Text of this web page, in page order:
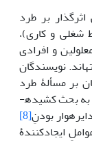
بر طرد
شغلی و کاری)،
و افرادی
نویسندگان
بر مسألۀ طرد
اجتماعی را با عطف نظر به وضعیت بازارهای کار، به بحث کشیده­
بودنِ[8]
ایجادکنندۀ